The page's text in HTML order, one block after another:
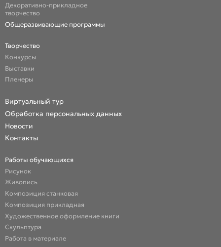
Декоративно-прикладное
творчество
Общеразвивающие программы
Творчество
Конкурсы
Выставки
Пленеры
Виртуальный тур
Обработка персональных данных
Новости
Контакты
Работы обучающихся
Рисунок
Живопись
Композиция станковая
Композиция прикладная
Художественное оформление книги
Скульптура
Работа в материале